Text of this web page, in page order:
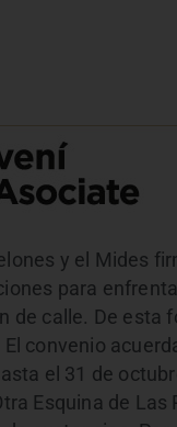
y el Mides
para
de calle. De esta
El convenio
el 31 de
Esquina de